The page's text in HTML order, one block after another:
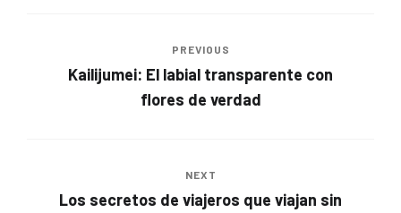
PREVIOUS
Kailijumei: El labial transparente con
flores de verdad
NEXT
Los secretos de viajeros que viajan sin